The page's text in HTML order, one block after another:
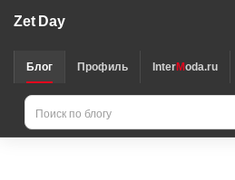
Zet Day
Блог Профиль InterModa.ru